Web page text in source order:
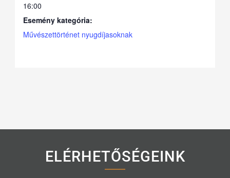
16:00
Esemény kategória:
Művészettörténet nyugdíjasoknak
ELÉRHETŐSÉGEINK